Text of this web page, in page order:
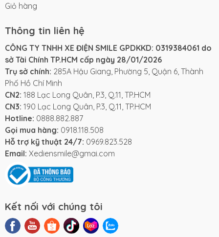
Giỏ hàng
Thông tin liên hệ
CÔNG TY TNHH XE ĐIỆN SMILE GPDKKD: 0319384061 do
sở Tài Chính TP.HCM cấp ngày 28/01/2026
Trụ sở chính: 285A Hậu Giang, Phường 5, Quận 6, Thành
Phố Hồ Chí Minh
CN2: 188 Lạc Long Quân, P.3, Q.11, TP.HCM
CN3: 190 Lạc Long Quân, P.3, Q.11, TP.HCM
Hotline: 0888.882.887
Gọi mua hàng: 0918.118.508
Hỗ trợ kỹ thuật 24/7: 0969.823.528
Email: Xediensmile@gmai.com
Kết nối với chúng tôi